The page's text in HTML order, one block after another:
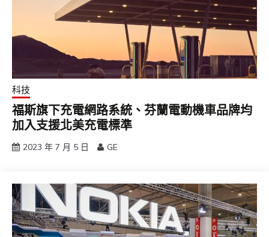
科技
福斯旗下充電網路系統、芬蘭電動機車品牌均
加入支援北美充電標準
2023 年 7 月 5 日 GE